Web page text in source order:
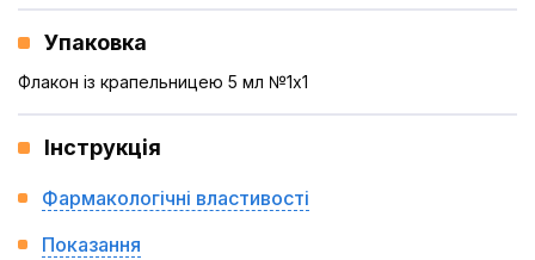
Упаковка
Флакон із крапельницею 5 мл №1x1
Інструкція
Фармакологічні властивості
Показання